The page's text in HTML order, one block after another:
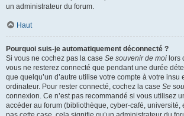
un administrateur du forum.
Haut
Pourquoi suis-je automatiquement déconnecté ?
Si vous ne cochez pas la case Se souvenir de moi lors
vous ne resterez connecté que pendant une durée
que quelqu’un d’autre utilise votre compte à votre insu
ordinateur. Pour rester connecté, cochez la case Se
connexion. Ce n’est pas recommandé si vous utilisez
accéder au forum (bibliothèque, cyber-café, université,